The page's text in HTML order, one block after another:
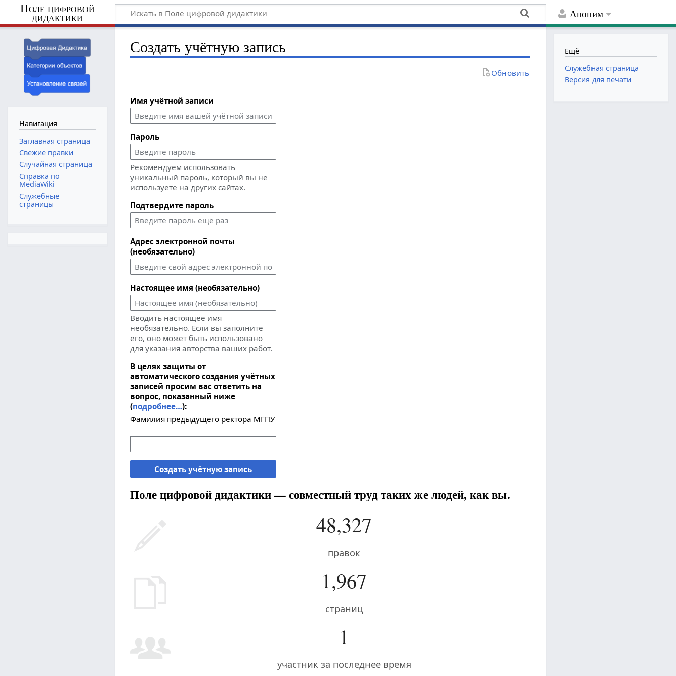
Аноним
Поле цифровой
дидактики
Создать учётную запись
Обновить
Имя учётной записи
Пароль
Рекомендуем использовать
уникальный пароль, который вы не
используете на других сайтах.
Подтвердите пароль
Адрес электронной почты
(необязательно)
Настоящее имя (необязательно)
Вводить настоящее имя
необязательно. Если вы заполните
его, оно может быть использовано
для указания авторства ваших работ.
В целях защиты от
автоматического создания учётных
записей просим вас ответить на
вопрос, показанный ниже
(подробнее…):
Фамилия предыдущего ректора МГПУ
Создать учётную запись
Поле цифровой дидактики — совместный труд таких же людей, как вы.
48,327
правок
1,967
страниц
1
участник за последнее время
Навигация
Заглавная страница
Свежие правки
Случайная страница
Справка по
MediaWiki
Служебные
страницы
Ещё
Служебная страница
Версия для печати